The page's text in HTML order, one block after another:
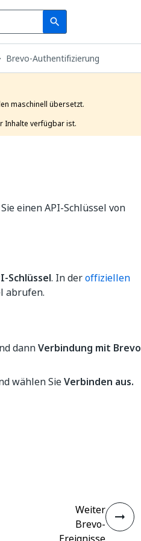
search
Search
Brevo-Authentifizierung
maschinell übersetzt.
Inhalte verfügbar ist.
einen API-Schlüssel von
Schlüssel. In deroffiziellen
abrufen.
dannVerbindung mit Brevo
wählen SieVerbinden aus.
Weiter
Brevo-